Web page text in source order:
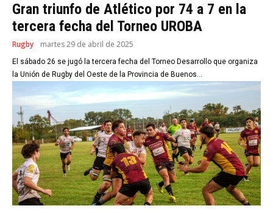
Gran triunfo de Atlético por 74 a 7 en la
tercera fecha del Torneo UROBA
Rugby martes 29 de abril de 2025
El sábado 26 se jugó la tercera fecha del Torneo Desarrollo que organiza
la Unión de Rugby del Oeste de la Provincia de Buenos...